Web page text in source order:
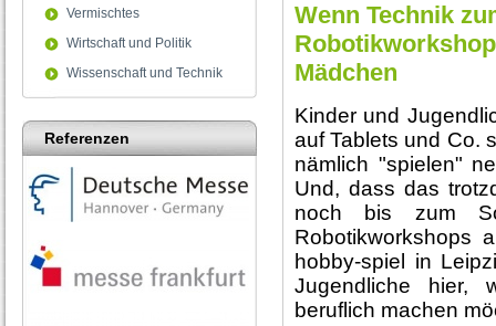
Vermischtes
Wirtschaft und Politik
Wissenschaft und Technik
Referenzen
Wenn Technik
Mädchen
Kinder und
auf Tablets und Co.
nämlich "spielen"
Und, dass das
noch bis zum
Robotikworkshops
hobby-spiel in
Jugendliche hier,
beruflich machen